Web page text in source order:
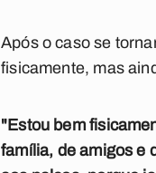
Após o caso se
fisicamente, mas
"Estou bem
família, de amigos e